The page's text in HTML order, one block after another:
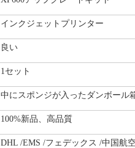
インクジェットプリンター
良い
1セット
中にスポンジが入ったダンボール
100%新品、高品質
DHL /EMS /フェデックス /中国航